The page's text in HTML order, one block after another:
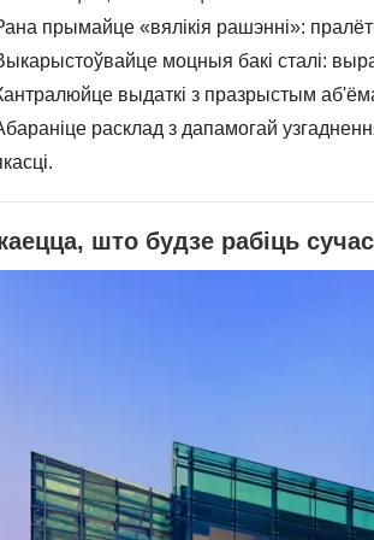
прымайце «вялікія рашэнні»:
моцныя бакі сталі:
выдаткі з празрыстым
расклад з дапамогай
што будзе рабіць